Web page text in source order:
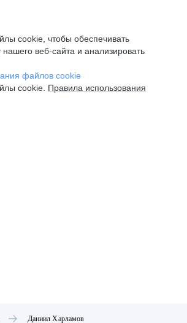
cookie, чтобы обеспечивать
веб-сайта и анализировать
файлов cookie
cookie. Правила использования
Даниил Харламов